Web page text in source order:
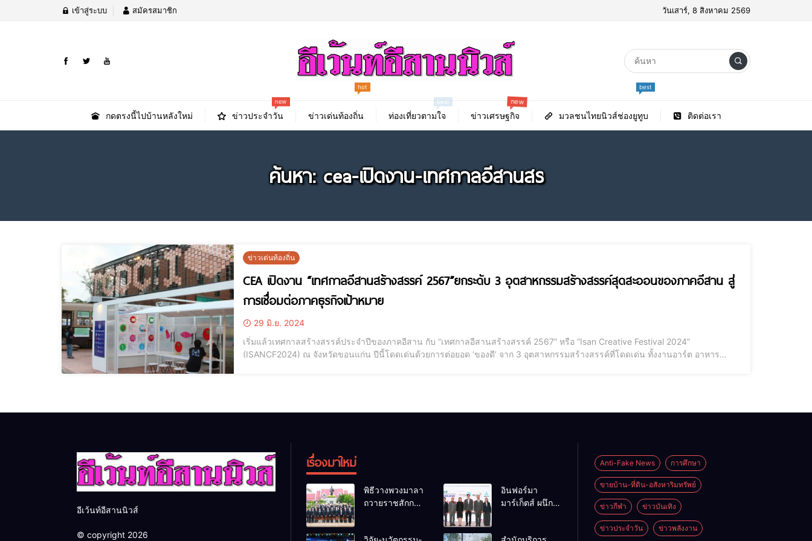
เข้าสู่ระบบ สมัครสมาชิก วันเสาร์, 8 สิงหาคม 2569
กดตรงนี้ไปบ้านหลังใหม่ ข่าวประจำวัน
new
ข่าวเด่นท้องถิ่น ท่องเที่ยวตามใจ
best
ข่าวเศรษฐกิจ
new
มวลชนไทยนิวส์ช่องยูทูบ ติดต่อเรา
ค้นหา: cea-เปิดงาน-เทศกาลอีสานสร
ข่าวเด่นท้องถิ่น
CEA เปิดงาน “เทศกาลอีสานสร้างสรรค์ 2567”ยกระดับ 3 อุตสาหกรรมสร้างสรรค์สุดสะออนของภาคอีสาน สู่
การเชื่อมต่อภาคธุรกิจเป้าหมาย
29 มิ.ย. 2024
เริ่มแล้วเทศกาลสร้างสรรค์ประจำปีของภาคอีสาน กับ “เทศกาลอีสานสร้างสรรค์ 2567” หรือ “Isan Creative Festival 2024”
(ISANCF2024) ณ จังหวัดขอนแก่น ปีนี้โดดเด่นด้วยการต่อยอด ‘ของดี’ จาก 3 อุตสาหกรรมสร้างสรรค์ที่โดดเด่น ทั้งงานอาร์ต อาหาร
อีเว้นท์อีสานนิวส์
© copyright 2026
เรื่องมาใหม่
พิธีวางพวงมาลา
ถวายราชสักกา
อินฟอร์มา
มาร์เก็ตส์ ผนึก
Anti-Fake News การศึกษา
ขายบ้าน-ที่ดิน-อสังหาริมทรัพย์
ข่าวกีฬา ข่าวบันเทิง
ข่าวประจำวัน ข่าวพลังงาน